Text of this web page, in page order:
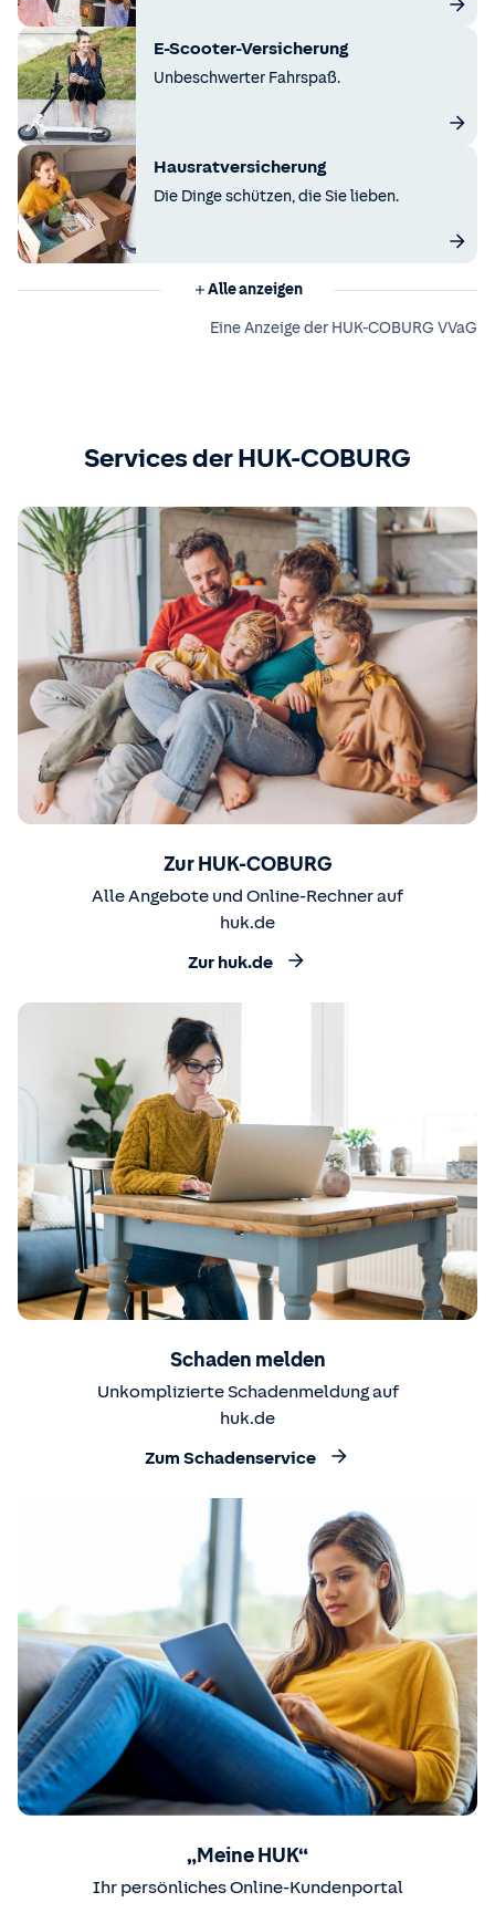
E-Scooter-Versicherung
Unbeschwerter Fahrspaß.
Hausratversicherung
Die Dinge schützen, die Sie lieben.
Alle anzeigen
Eine Anzeige der HUK-COBURG VVaG
Services der HUK-COBURG
Zur HUK-COBURG
Alle Angebote und Online-Rechner auf
huk.de
Zur huk.de
Schaden melden
Unkomplizierte Schadenmeldung auf
huk.de
Zum Schadenservice
„Meine HUK“
Ihr persönliches Online-Kundenportal